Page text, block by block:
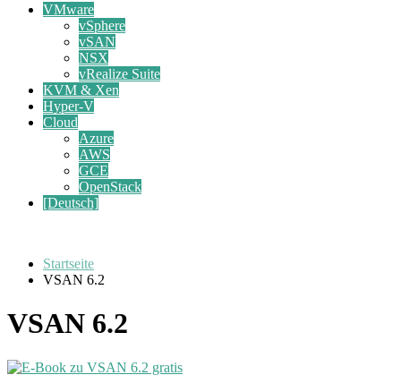
VMware
vSphere
vSAN
NSX
vRealize Suite
KVM & Xen
Hyper-V
Cloud
Azure
AWS
GCE
OpenStack
[Deutsch]
Startseite
VSAN 6.2
VSAN 6.2